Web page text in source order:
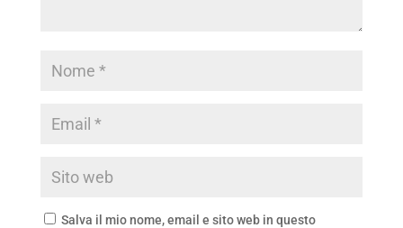
Salva il mio nome, email e sito web in questo